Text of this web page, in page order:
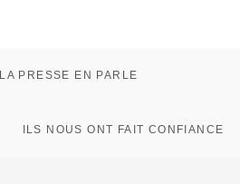
LA PRESSE EN PARLE
ILS NOUS ONT FAIT CONFIANCE